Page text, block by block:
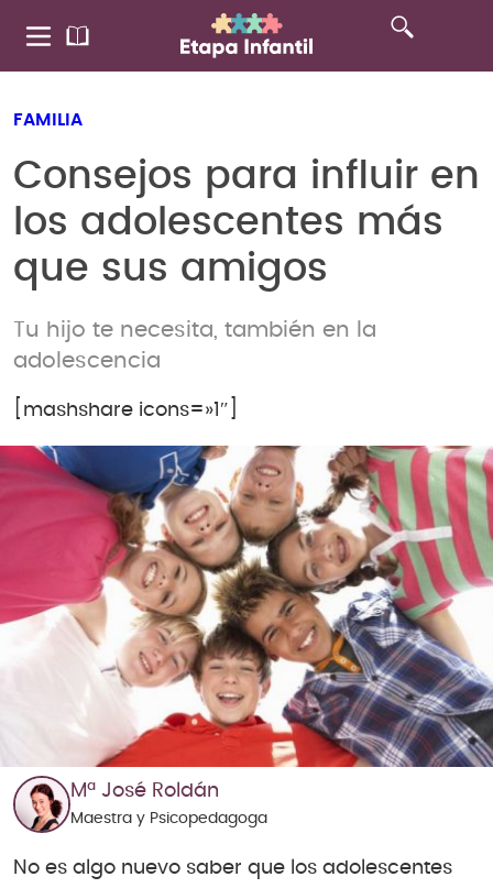
FAMILIA
Consejos para influir en
los adolescentes más
que sus amigos
Tu hijo te necesita, también en la
adolescencia
[mashshare icons=»1″]
Mª José Roldán
Maestra y Psicopedagoga
No es algo nuevo saber que los adolescentes